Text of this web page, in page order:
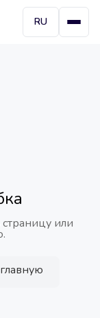
RU
или